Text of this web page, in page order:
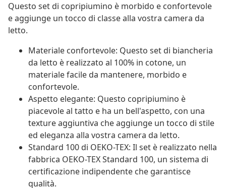
Questo set di copripiumino è morbido e confortevole
e aggiunge un tocco di classe alla vostra camera da
letto.
Materiale confortevole: Questo set di biancheria
da letto è realizzato al 100% in cotone, un
materiale facile da mantenere, morbido e
confortevole.
Aspetto elegante: Questo copripiumino è
piacevole al tatto e ha un bell'aspetto, con una
texture aggiuntiva che aggiunge un tocco di stile
ed eleganza alla vostra camera da letto.
Standard 100 di OEKO-TEX: Il set è realizzato nella
fabbrica OEKO-TEX Standard 100, un sistema di
certificazione indipendente che garantisce
qualità.